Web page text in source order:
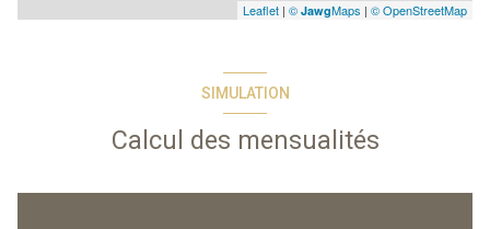
Leaflet | © JawgMaps | © OpenStreetMap
SIMULATION
Calcul des mensualités